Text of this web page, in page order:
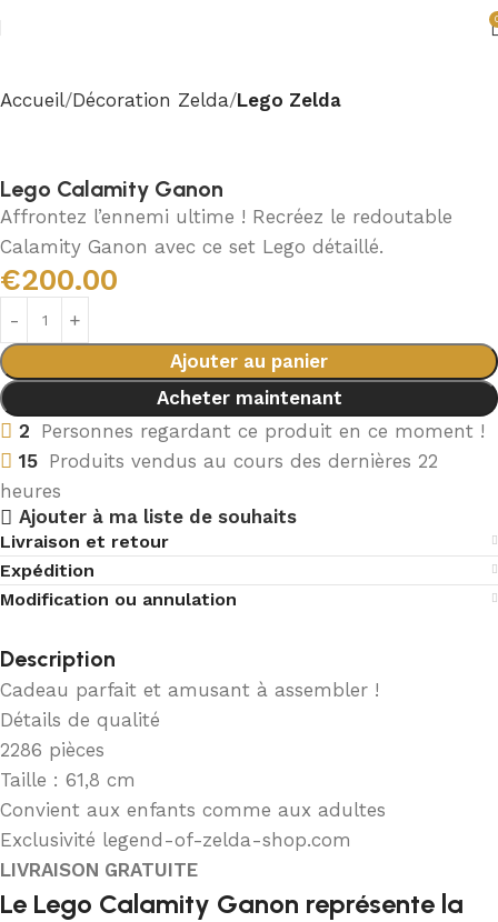
Accueil Décoration Zelda Lego Zelda
Lego Calamity Ganon
Affrontez l’ennemi ultime ! Recréez le redoutable
Calamity Ganon avec ce set Lego détaillé.
€200.00
Ajouter au panier
Acheter maintenant
2 Personnes regardant ce produit en ce moment !
15 Produits vendus au cours des dernières 22
heures
Ajouter à ma liste de souhaits
Livraison et retour
Expédition
Modification ou annulation
Description
Cadeau parfait et amusant à assembler !
Détails de qualité
2286 pièces
Taille : 61,8 cm
Convient aux enfants comme aux adultes
Exclusivité legend-of-zelda-shop.com
LIVRAISON GRATUITE
Le Lego Calamity Ganon représente la